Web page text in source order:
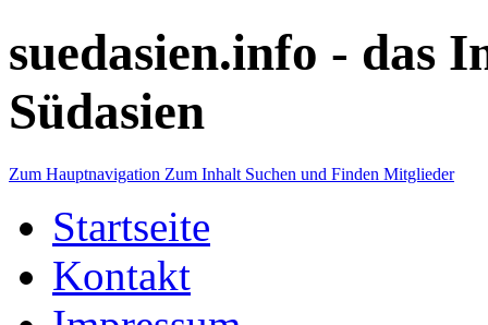
suedasien.info - das
Südasien
Zum Hauptnavigation Zum Inhalt Suchen und Finden Mitglieder
Startseite
Kontakt